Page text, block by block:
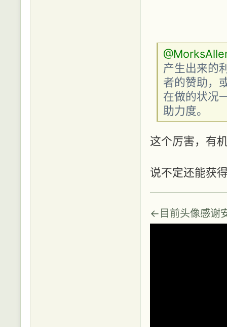
产生出来的
者的赞助，
在做的状况
助力度。
这个厉害，
说不定还能
←目前头像感谢